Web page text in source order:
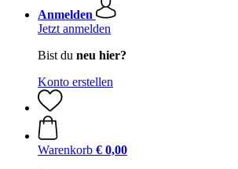
Anmelden
Jetzt anmelden
Bist du neu hier?
Konto erstellen
Warenkorb € 0,00